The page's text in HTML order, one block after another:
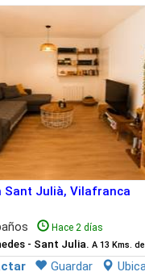
Sant Julià, Vilafranca
Hace 2 días
- Sant Julia. A 13 Kms.
Guardar